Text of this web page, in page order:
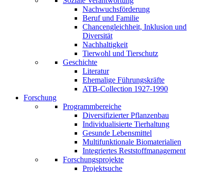
Nachwuchsförderung
Beruf und Familie
Chancengleichheit, Inklusion und
Diversität
Nachhaltigkeit
Tierwohl und Tierschutz
Geschichte
Literatur
Ehemalige Führungskräfte
ATB-Collection 1927-1990
Forschung
Programmbereiche
Diversifizierter Pflanzenbau
Individualisierte Tierhaltung
Gesunde Lebensmittel
Multifunktionale Biomaterialien
Integriertes Reststoffmanagement
Forschungsprojekte
Projektsuche